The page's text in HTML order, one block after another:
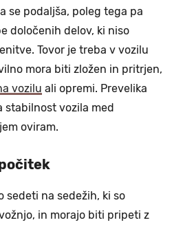
se podaljša, poleg tega pa
določenih delov, ki niso
Tovor je treba v vozilu
mora biti zložen in pritrjen,
vozilu ali opremi. Prevelika
stabilnost vozila med
oviram.
sedeti na sedežih, ki so
in morajo biti pripeti z